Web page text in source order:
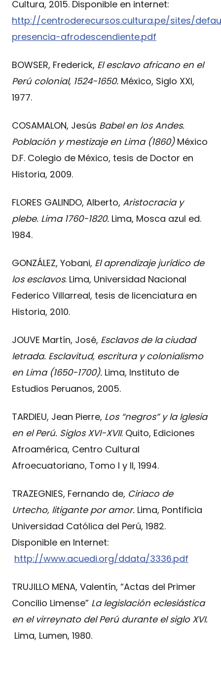
Cultura, 2015. Disponible en internet:
http://centroderecursos.cultura.pe/sites/
presencia-afrodescendiente.pdf
BOWSER, Frederick, El esclavo africano en el
Perú colonial, 1524-1650. México, Siglo XXI,
1977.
COSAMALON, Jesús Babel en los Andes.
Población y mestizaje en Lima (1860)México
D.F. Colegio de México, tesis de Doctor en
Historia, 2009.
FLORES GALINDO, Alberto, Aristocracia y
plebe. Lima 1760-1820. Lima, Mosca azul ed.
1984.
GONZÁLEZ, Yobani, El aprendizaje jurídico de
los esclavos. Lima, Universidad Nacional
Federico Villarreal, tesis de licenciatura en
Historia, 2010.
JOUVE Martín, José, Esclavos de la ciudad
letrada. Esclavitud, escritura y colonialismo
en Lima (1650-1700). Lima, Instituto de
Estudios Peruanos, 2005.
TARDIEU, Jean Pierre, Los “negros” y la Iglesia
en el Perú. Siglos XVI-XVII. Quito, Ediciones
Afroamérica, Centro Cultural
Afroecuatoriano, Tomo I y II, 1994.
TRAZEGNIES, Fernando de, Ciriaco de
Urtecho, litigante por amor. Lima, Pontificia
Universidad Católica del Perú, 1982.
Disponible en Internet:
http://www.acuedi.org/ddata/3336.pdf
TRUJILLO MENA, Valentín, “Actas del Primer
Concilio Limense” La legislación eclesiástica
en el virreynato del Perú durante el siglo XVI.
Lima, Lumen, 1980.